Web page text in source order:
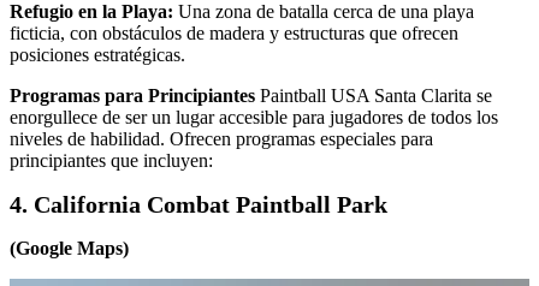
Refugio en la Playa: Una zona de batalla cerca de una playa
ficticia, con obstáculos de madera y estructuras que ofrecen
posiciones estratégicas.
Programas para Principiantes Paintball USA Santa Clarita se
enorgullece de ser un lugar accesible para jugadores de todos los
niveles de habilidad. Ofrecen programas especiales para
principiantes que incluyen:
4. California Combat Paintball Park
(Google Maps)